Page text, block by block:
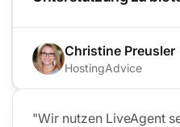
Christine Preusler
HostingAdvice
"Wir nutzen LiveAgent